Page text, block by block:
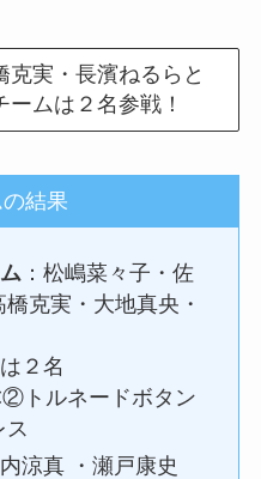
実・長濱ねるらと
ムは２名参戦！
結果
：松嶋菜々子・佐
克実・大地真央・
２名
トルネードボタン
ス
内涼真 ・瀬戸康史